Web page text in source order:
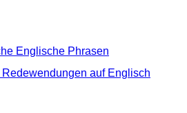
Englische Phrasen
auf Englisch